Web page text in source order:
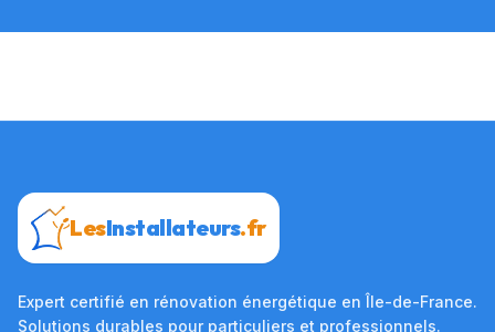
LesInstallateurs.fr
Expert certifié en rénovation énergétique en Île-de-France.
Solutions durables pour particuliers et professionnels.